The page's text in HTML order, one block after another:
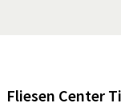
Fliesen Center